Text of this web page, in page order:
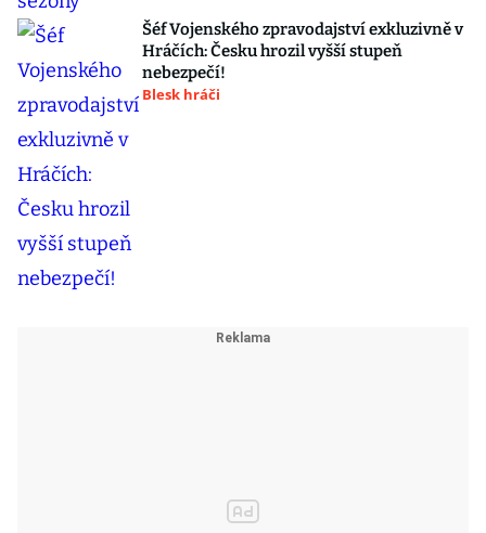
Šéf Vojenského zpravodajství exkluzivně v
Hráčích: Česku hrozil vyšší stupeň
nebezpečí!
Blesk hráči